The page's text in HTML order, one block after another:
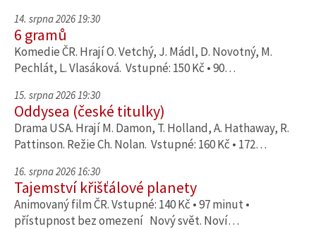
14. srpna 2026 19:30
6 gramů
Komedie ČR. Hrají O. Vetchý, J. Mádl, D. Novotný, M.
Pechlát, L. Vlasáková. Vstupné: 150 Kč • 90…
15. srpna 2026 19:30
Oddysea (české titulky)
Drama USA. Hrají M. Damon, T. Holland, A. Hathaway, R.
Pattinson. Režie Ch. Nolan. Vstupné: 160 Kč • 172…
16. srpna 2026 16:30
Tajemství křišťálové planety
Animovaný film ČR. Vstupné: 140 Kč • 97 minut •
přístupnost bez omezení Nový svět. Noví…